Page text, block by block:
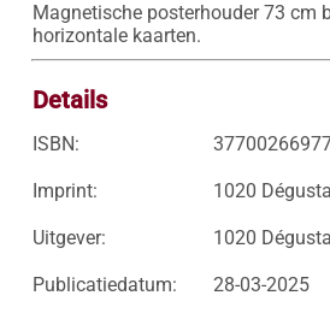
Magnetische posterhouder 73 cm
horizontale kaarten.
Details
ISBN:
Imprint: 1020
Uitgever: 1020
Publicatiedatum: 28-03-2025